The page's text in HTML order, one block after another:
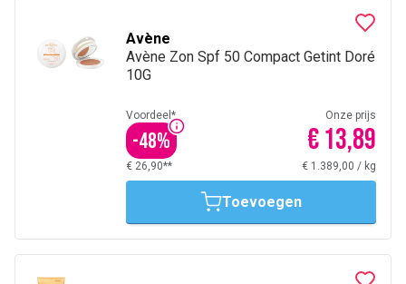
Avène
Avène Zon Spf 50 Compact Getint Doré
10G
Voordeel*
-48%
Onze prijs
€ 13,89
€ 26,90** € 1.389,00 / kg
Toevoegen